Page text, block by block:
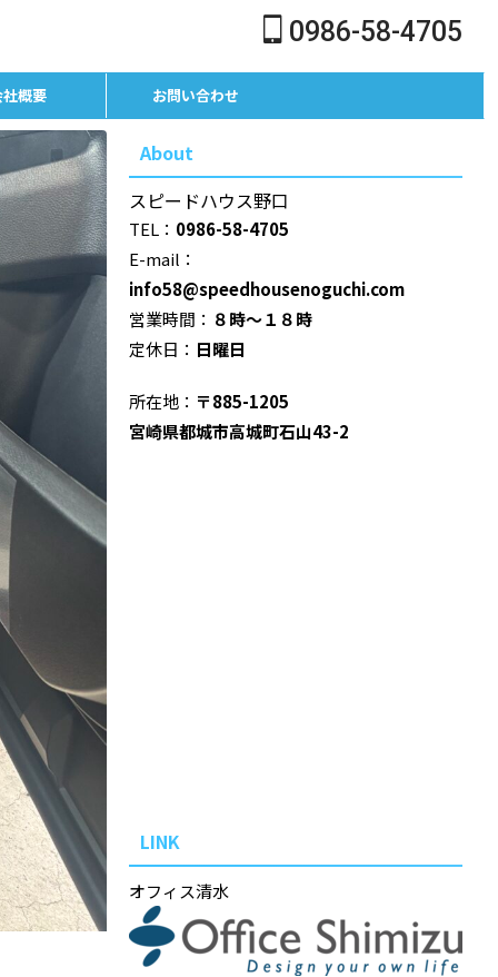
0986-58-4705
概要 お問い合わせ
About
スピードハウス野口
TEL： 0986-58-4705
E-mail：
info58@speedhousenoguchi.com
営業時間： ８時～１８時
定休日： 日曜日
所在地： 〒885-1205
宮崎県都城市高城町石山43-2
LINK
オフィス清水